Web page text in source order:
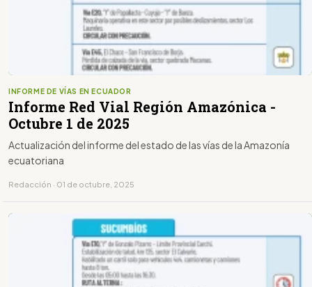
INFORME DE VÍAS EN ECUADOR
Informe Red Vial Región Amazónica -
Octubre 1 de 2025
Actualización del informe del estado de las vías de la Amazonía
ecuatoriana
Redacción · 01 de octubre, 2025